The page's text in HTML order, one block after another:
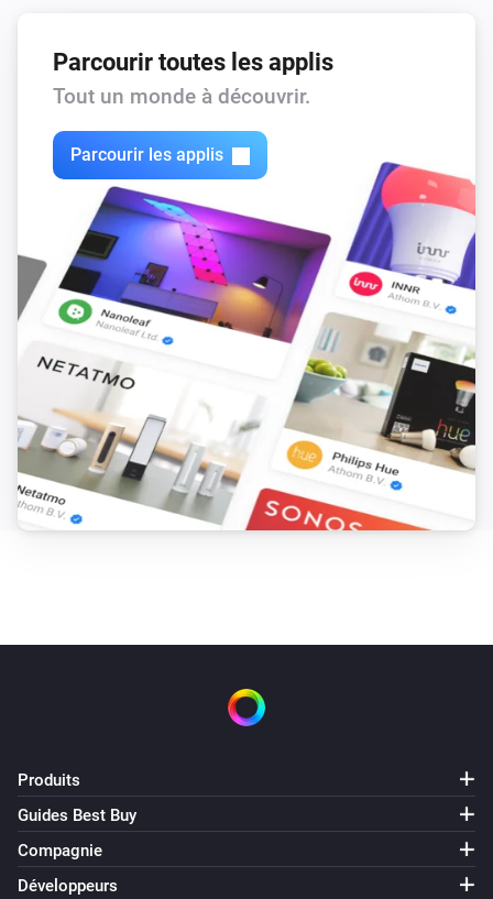
Parcourir toutes les applis
Tout un monde à découvrir.
Parcourir les applis
Produits
Guides Best Buy
Compagnie
Développeurs